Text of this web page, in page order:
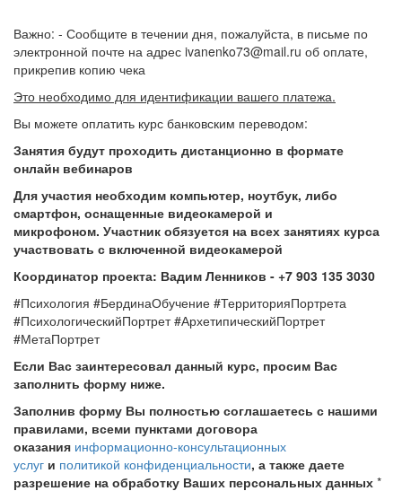
Важно: - Сообщите в течении дня, пожалуйста, в письме по
электронной почте на адрес ivanenko73@mail.ru об оплате,
прикрепив копию чека
Это необходимо для идентификации вашего платежа.
Вы можете оплатить курс банковским переводом:
Занятия будут проходить дистанционно в формате
онлайн вебинаров
Для участия необходим компьютер, ноутбук, либо
смартфон, оснащенные видеокамерой и
микрофоном. Участник обязуется на всех занятиях курса
участвовать с включенной видеокамерой
Координатор проекта: Вадим Ленников - +7 903 135 3030
#Психология #БердинаОбучение #ТерриторияПортрета
#ПсихологическийПортрет #АрхетипическийПортрет
#МетаПортрет
Если Вас заинтересовал данный курс, просим Вас
заполнить форму ниже.
Заполнив форму Вы полностью соглашаетесь с нашими
правилами, всеми пунктами договора
оказания информационно-консультационных
услуг и политикой конфиденциальности, а также даете
разрешение на обработку Ваших персональных данных *